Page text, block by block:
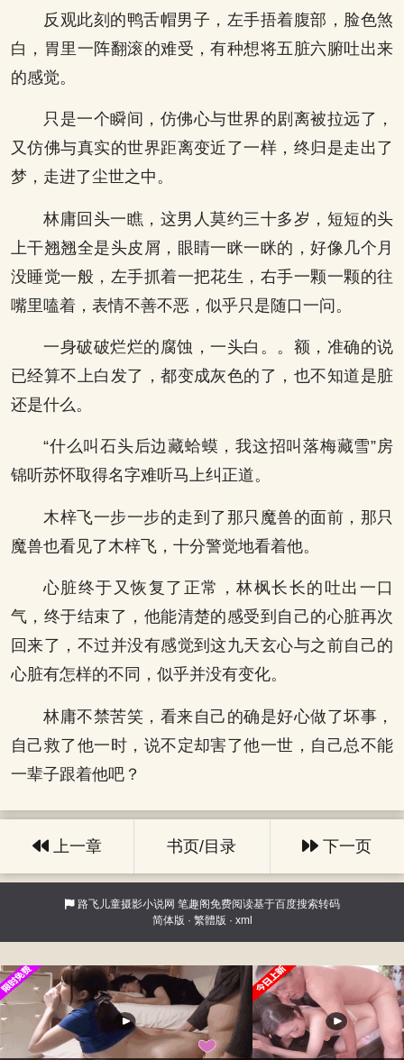
反观此刻的鸭舌帽男子，左手捂着腹部，脸色煞
白，胃里一阵翻滚的难受，有种想将五脏六腑吐出来
的感觉。
只是一个瞬间，仿佛心与世界的剧离被拉远了，
又仿佛与真实的世界距离变近了一样，终归是走出了
梦，走进了尘世之中。
林庸回头一瞧，这男人莫约三十多岁，短短的头
上干翘翘全是头皮屑，眼睛一眯一眯的，好像几个月
没睡觉一般，左手抓着一把花生，右手一颗一颗的往
嘴里嗑着，表情不善不恶，似乎只是随口一问。
一身破破烂烂的腐蚀，一头白。。额，准确的说
已经算不上白发了，都变成灰色的了，也不知道是脏
还是什么。
“什么叫石头后边藏蛤蟆，我这招叫落梅藏雪”房
锦听苏怀取得名字难听马上纠正道。
木梓飞一步一步的走到了那只魔兽的面前，那只
魔兽也看见了木梓飞，十分警觉地看着他。
心脏终于又恢复了正常，林枫长长的吐出一口
气，终于结束了，他能清楚的感受到自己的心脏再次
回来了，不过并没有感觉到这九天玄心与之前自己的
心脏有怎样的不同，似乎并没有变化。
林庸不禁苦笑，看来自己的确是好心做了坏事，
自己救了他一时，说不定却害了他一世，自己总不能
一辈子跟着他吧？
上一章 书页/目录 下一页
路飞儿童摄影小说网 笔趣阁免费阅读基于百度搜索转码
简体版 · 繁體版 · xml